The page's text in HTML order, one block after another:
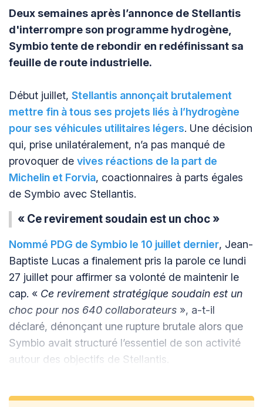
Deux semaines après l’annonce de Stellantis
d'interrompre son programme hydrogène,
Symbio tente de rebondir en redéfinissant sa
feuille de route industrielle.
Début juillet, Stellantis annonçait brutalement
mettre fin à tous ses projets liés à l’hydrogène
pour ses véhicules utilitaires légers. Une décision
qui, prise unilatéralement, n’a pas manqué de
provoquer de vives réactions de la part de
Michelin et Forvia, coactionnaires à parts égales
de Symbio avec Stellantis.
« Ce revirement soudain est un choc »
Nommé PDG de Symbio le 10 juillet dernier, Jean-
Baptiste Lucas a finalement pris la parole ce lundi
27 juillet pour affirmer sa volonté de maintenir le
cap. « Ce revirement stratégique soudain est un
choc pour nos 640 collaborateurs », a-t-il
déclaré, dénonçant une rupture brutale alors que
Symbio avait structuré l’essentiel de son activité
autour des objectifs de Stellantis.